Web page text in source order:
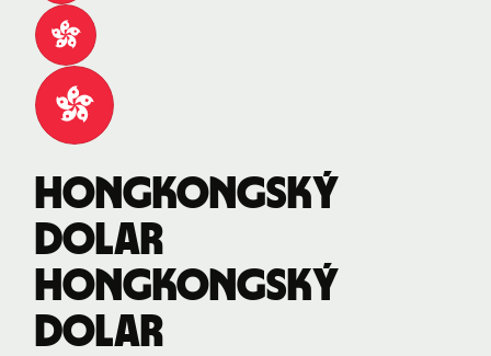
hongkongský
dolar
hongkongský
dolar